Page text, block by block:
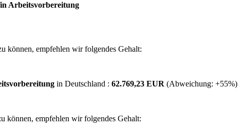
Arbeitsvorbereitung
können, empfehlen wir folgendes Gehalt:
in Deutschland : 62.769,23 EUR (Abweichung: +55%)
können, empfehlen wir folgendes Gehalt: